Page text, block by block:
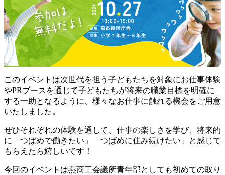
このイベントは次世代を担う子どもたちを対象にお仕事体験
やPRブースを通じて子どもたちが将来の職業目標を明確に
する一助となるように、様々なお仕事に触れる機会をご用意
いたしました。
ぜひそれぞれの体験を通して、仕事の楽しさを学び、将来的
に「つばめで働きたい」「つばめに住み続けたい」と感じて
もらえたら嬉しいです！
今回のイベントは燕商工会議所青年部としても初めての取り